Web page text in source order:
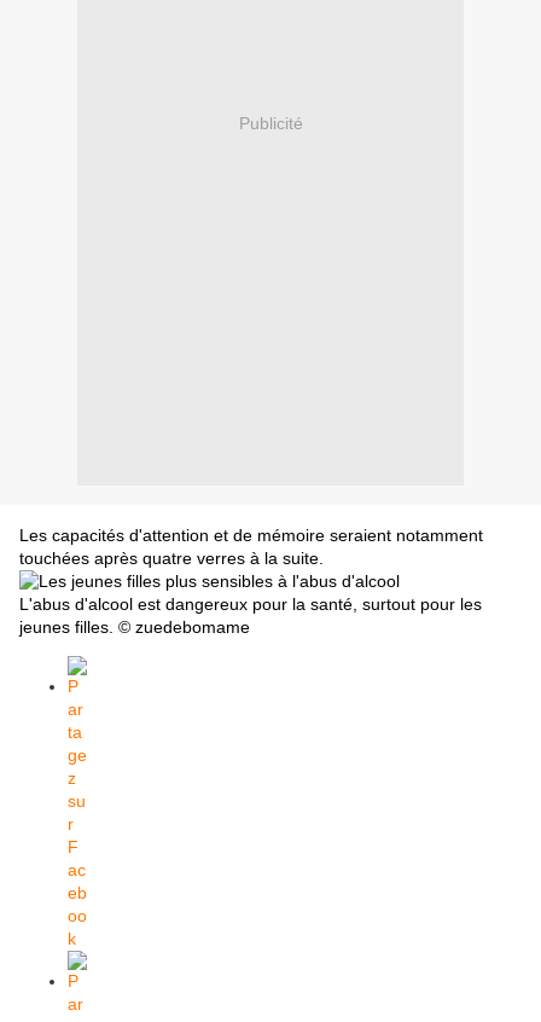
Publicité
Les capacités d'attention et de mémoire seraient notamment
touchées après quatre verres à la suite.
L'abus d'alcool est dangereux pour la santé, surtout pour les
jeunes filles. © zuedebomame